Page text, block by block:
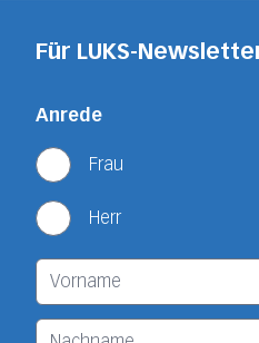
Für LUKS-
Anrede
Frau
Herr